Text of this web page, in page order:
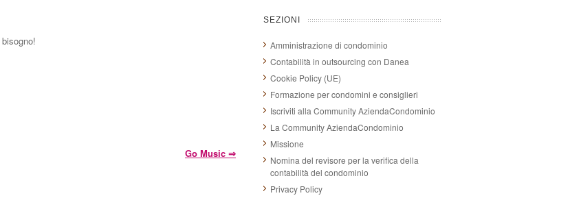
Go Music ⇒
SEZIONI
Amministrazione di condominio
Contabilità in outsourcing con Danea
Cookie Policy (UE)
Formazione per condomini e consiglieri
Iscriviti alla Community AziendaCondominio
La Community AziendaCondominio
Missione
Nomina del revisore per la verifica della
contabilità del condominio
Privacy Policy